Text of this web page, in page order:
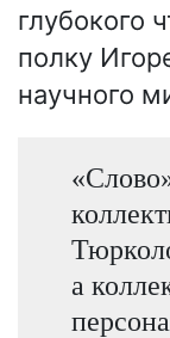
глубокого
полку
научного
а